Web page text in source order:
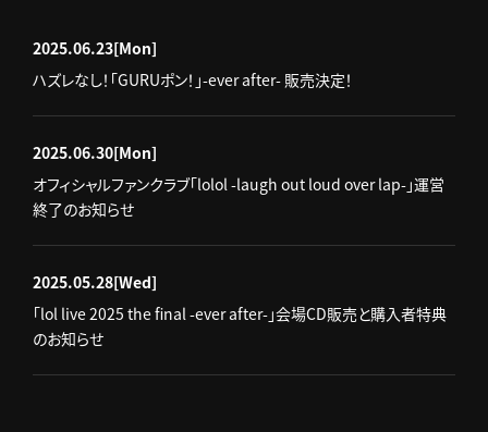
2025.06.23[Mon]
ハズレなし！「GURUポン！」-ever after- 販売決定！
2025.06.30[Mon]
オフィシャルファンクラブ「lolol -laugh out loud over lap-」運営
終了のお知らせ
2025.05.28[Wed]
「lol live 2025 the final -ever after-」会場CD販売と購入者特典
のお知らせ